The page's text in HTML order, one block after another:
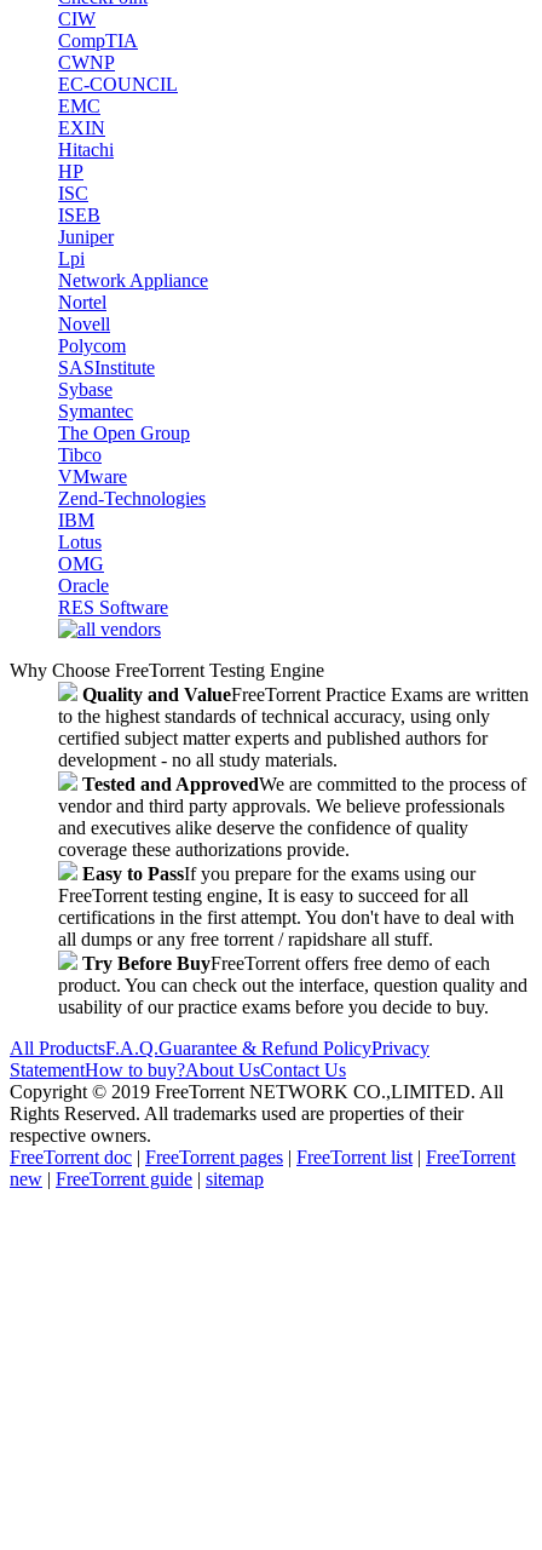
CIW
CompTIA
CWNP
EC-COUNCIL
EMC
EXIN
Hitachi
HP
ISC
ISEB
Juniper
Lpi
Network Appliance
Nortel
Novell
Polycom
SASInstitute
Sybase
Symantec
The Open Group
Tibco
VMware
Zend-Technologies
IBM
Lotus
OMG
Oracle
RES Software
Why Choose FreeTorrent Testing Engine
Quality and ValueFreeTorrent Practice Exams are written
to the highest standards of technical accuracy, using only
certified subject matter experts and published authors for
development - no all study materials.
Tested and ApprovedWe are committed to the process of
vendor and third party approvals. We believe professionals
and executives alike deserve the confidence of quality
coverage these authorizations provide.
Easy to PassIf you prepare for the exams using our
FreeTorrent testing engine, It is easy to succeed for all
certifications in the first attempt. You don't have to deal with
all dumps or any free torrent / rapidshare all stuff.
Try Before BuyFreeTorrent offers free demo of each
product. You can check out the interface, question quality and
usability of our practice exams before you decide to buy.
All ProductsF.A.Q.Guarantee & Refund PolicyPrivacy
StatementHow to buy?About UsContact Us
Copyright © 2019 FreeTorrent NETWORK CO.,LIMITED. All
Rights Reserved. All trademarks used are properties of their
respective owners.
FreeTorrent doc | FreeTorrent pages | FreeTorrent list | FreeTorrent
new | FreeTorrent guide | sitemap